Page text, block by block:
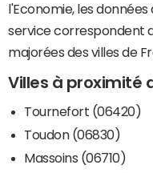
l'Economie, les
service correspondent
majorées des villes de
Villes à proximité
Tournefort (06420)
Toudon (06830)
Massoins (06710)